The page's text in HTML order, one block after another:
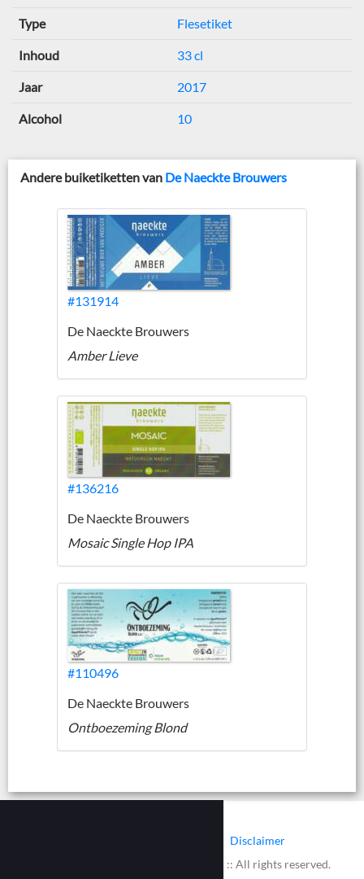
Type Flesetiket
Inhoud 33 cl
Jaar 2017
Alcohol 10
Andere buiketiketten van De Naeckte Brouwers
#131914
De Naeckte Brouwers
Amber Lieve
#136216
De Naeckte Brouwers
Mosaic Single Hop IPA
#110496
De Naeckte Brouwers
Ontboezeming Blond
Disclaimer
© 2002 - 2026 :: www.bieretiketten.nl :: All rights reserved.